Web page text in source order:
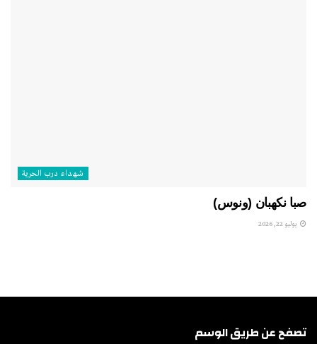
شهداء درب الحرية
صبا نكهبان (ونوس)
يوليو 22, 2026
تصفح عن طريق الوسم